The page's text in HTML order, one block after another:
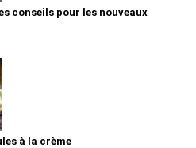
conseils pour les nouveaux
à la crème